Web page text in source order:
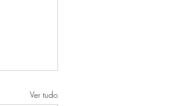
Ver tudo